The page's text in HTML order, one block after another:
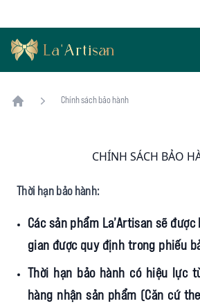
La'Artisan
Chính sách bảo hành
CHÍNH SÁCH BẢO
Thời hạn bảo hành:
Các sản phẩm La’Artisan sẽ
gian được quy định trong phiếu
Thời hạn bảo hành có hiệu lực
hàng nhận sản phẩm (Căn cứ